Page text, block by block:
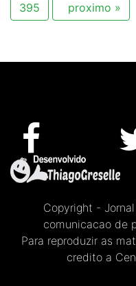
395 proximo »
Copyright -
comunicacao de
Para reproduzir as
credito a